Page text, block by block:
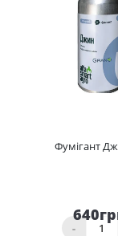
Фумігант
-